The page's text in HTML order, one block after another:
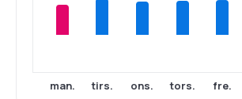
man. tirs. ons. tors. fre.